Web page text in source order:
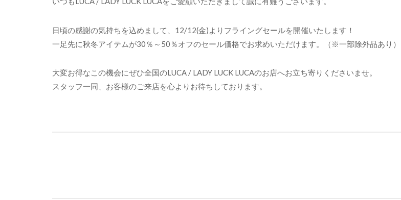
日頃の感謝の気持ちを込めまして、12/12(金)よりフライングセールを開催いたします！
一足先に秋冬アイテムが30％～50％オフのセール価格でお求めいただけます。（※一部除外品あり）
大変お得なこの機会にぜひ全国のLUCA / LADY LUCK LUCAのお店へお立ち寄りくださいませ。
スタッフ一同、お客様のご来店を心よりお待ちしております。